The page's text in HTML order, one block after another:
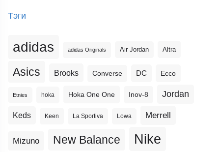
Тэги
adidas adidas Originals Air Jordan Altra
Asics Brooks Converse DC Ecco
Etnies hoka Hoka One One Inov-8 Jordan
Keds Keen La Sportiva Lowa Merrell
Mizuno New Balance Nike